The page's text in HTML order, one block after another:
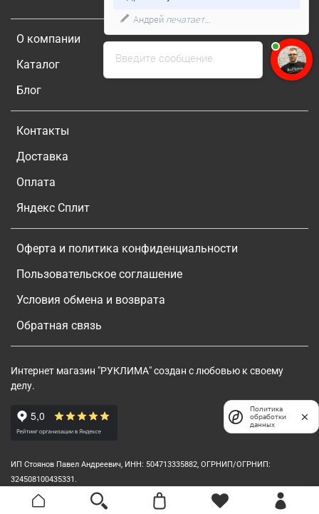
О компании
Каталог
Блог
Контакты
Доставка
Оплата
Яндекс Сплит
Оферта и политика конфиденциальности
Пользовательское соглашение
Условия обмена и возврата
Обратная связь
Интернет магазин "РУКЛИМА" создан с любовью к своему
делу.
ИП Стоянов Павел Андреевич, ИНН: 504713335882, ОГРНИП/ОГРНИП:
324508100435331.
Введите сообщение
Андрей печатает...
Политика
обработки
данных